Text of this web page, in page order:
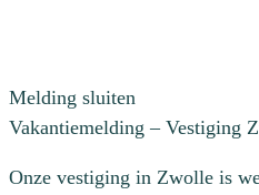
Melding sluiten
Vakantiemelding – Vestiging
Onze vestiging in Zwolle is